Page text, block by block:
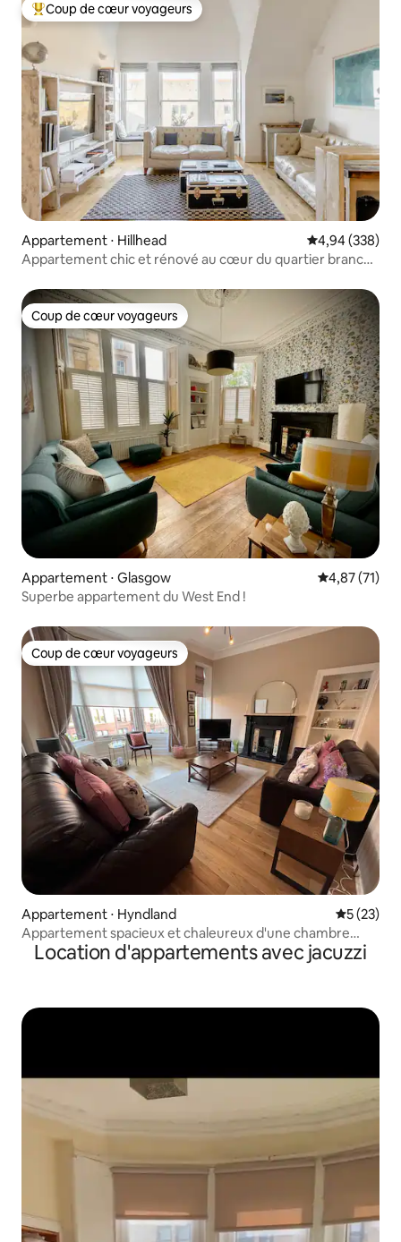
Coups de cœur voyageurs les plus appréciés
Coup de cœur voyageurs
Appartement ⋅ Hillhead Évaluation
4,94 (338)
Appartement chic et rénové au cœur du quartier branché
Coup de cœur voyageurs
Coup de cœur voyageurs
Appartement ⋅ Glasgow Évaluation
4,87 (71)
Superbe appartement du West End !
Coup de cœur voyageurs
Coup de cœur voyageurs
Appartement ⋅ Hyndland
5 (23)
Appartement spacieux et chaleureux d'une chambre
dans le West End
Location d'appartements avec jacuzzi